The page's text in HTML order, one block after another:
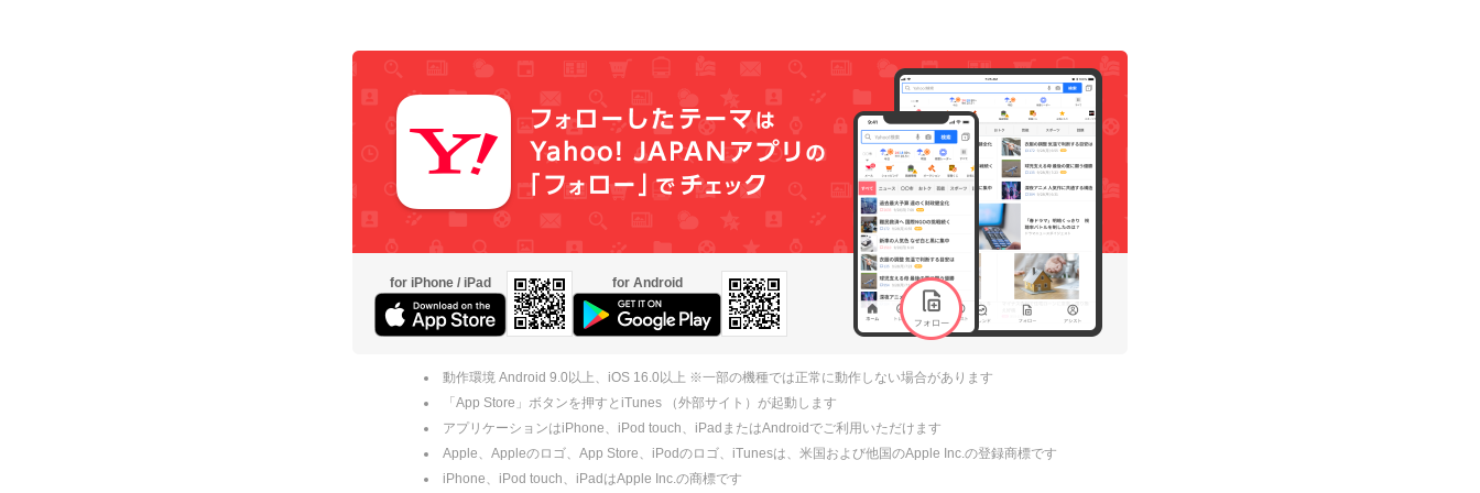
for iPhone / iPad for Android
動作環境 Android 9.0以上、iOS 16.0以上 ※一部の機種では正常に動作しない場合があります
「App Store」ボタンを押すとiTunes （外部サイト）が起動します
アプリケーションはiPhone、iPod touch、iPadまたはAndroidでご利用いただけます
Apple、Appleのロゴ、App Store、iPodのロゴ、iTunesは、米国および他国のApple Inc.の登録商標です
iPhone、iPod touch、iPadはApple Inc.の商標です